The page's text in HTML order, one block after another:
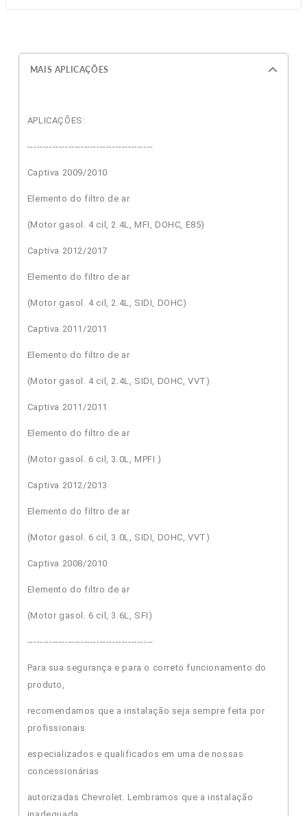
MAIS APLICAÇÕES
APLICAÇÕES:
----------------------------------------
Captiva 2009/2010
Elemento do filtro de ar
(Motor gasol. 4 cil, 2.4L, MFI, DOHC, E85)
Captiva 2012/2017
Elemento do filtro de ar
(Motor gasol. 4 cil, 2.4L, SIDI, DOHC)
Captiva 2011/2011
Elemento do filtro de ar
(Motor gasol. 4 cil, 2.4L, SIDI, DOHC, VVT)
Captiva 2011/2011
Elemento do filtro de ar
(Motor gasol. 6 cil, 3.0L, MPFI )
Captiva 2012/2013
Elemento do filtro de ar
(Motor gasol. 6 cil, 3.0L, SIDI, DOHC, VVT)
Captiva 2008/2010
Elemento do filtro de ar
(Motor gasol. 6 cil, 3.6L, SFI)
----------------------------------------
Para sua segurança e para o correto funcionamento do
produto,
recomendamos que a instalação seja sempre feita por
profissionais
especializados e qualificados em uma de nossas
concessionárias
autorizadas Chevrolet. Lembramos que a instalação